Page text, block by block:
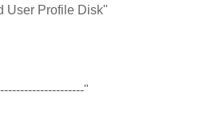
User Profile Disk"
"